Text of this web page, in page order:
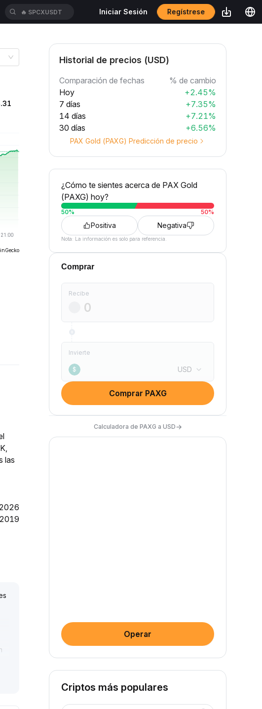
🔥 SPCXUSDT Iniciar Sesión Regístrese
las
Historial de precios (USD)
Comparación de fechas
% de cambio
Hoy
+2.45%
7 días
+7.35%
14 días
+7.21%
30 días
+6.56%
PAX Gold (PAXG) Predicción de precio
¿Cómo te sientes acerca de PAX Gold
(PAXG) hoy?
50% 50%
Positiva Negativa
Nota: La información es solo para referencia.
Comprar
Recibe
Invierte
$ USD
Comprar PAXG
Calculadora de PAXG a USD→
Operar
Criptos más populares